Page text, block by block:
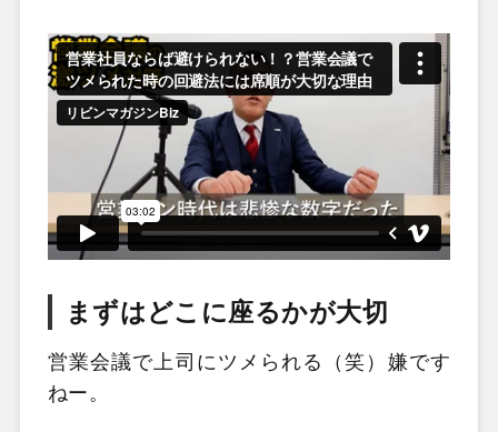
まずはどこに座るかが大切
営業会議で上司にツメられる（笑）嫌です
ねー。